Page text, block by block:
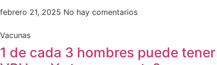
febrero 21, 2025 No hay comentarios
Vacunas
1 de cada 3 hombres puede tener